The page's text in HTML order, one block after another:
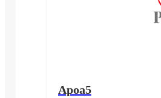
Apoa5